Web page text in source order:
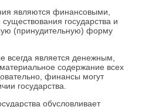
являются финансовыми,
государства и
(принудительную) форму
является денежным,
содержание всех
финансы могут
государства.
обусловливает